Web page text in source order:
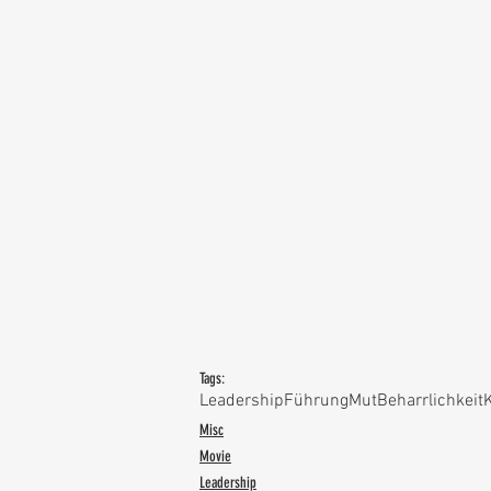
Tags:
LeadershipFührungMutBeharrlichkeit
Misc
Movie
Leadership